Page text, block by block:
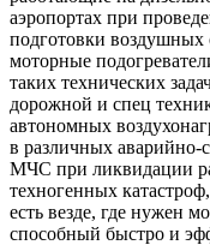
аэропортах при
подготовки воздушных
моторные
таких технических
дорожной и спец
автономных
в различных аварийно-
МЧС при ликвидации
техногенных
есть везде, где нужен
способный быстро и